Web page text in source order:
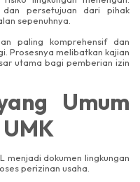
dan persetujuan dari pihak
sepenuhnya.
paling komprehensif dan
Prosesnya melibatkan kajian
utama bagi pemberian izin
Umum
menjadi dokumen lingkungan
perizinan usaha.